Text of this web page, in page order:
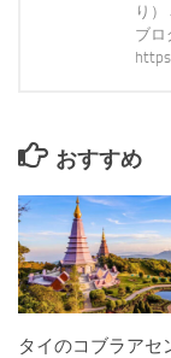
り
ブ
おすすめ
タイのコブラアセ